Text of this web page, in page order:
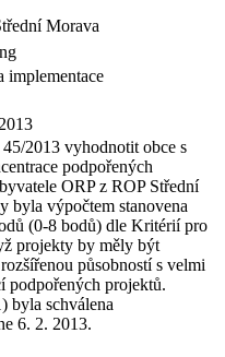
Morava
implementace
2013 vyhodnotit obce s
podpořených
ORP z ROP Střední
byla výpočtem stanovena
(0-8 bodů) dle Kritérií pro
projekty by měly být
působností s velmi
podpořených projektů.
byla schválena
6. 2. 2013.